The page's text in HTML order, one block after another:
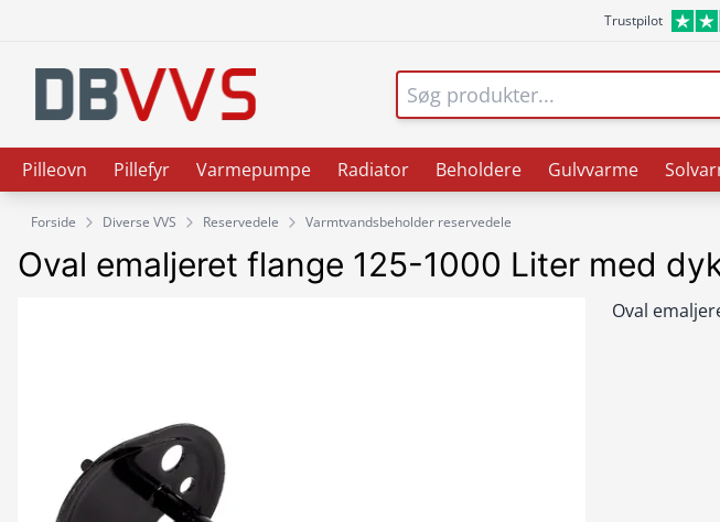
Trustpilot
Pilleovn Pillefyr Varmepumpe Radiator Beholdere Gulvvarme
Forside Diverse VVS Reservedele Varmtvandsbeholder reservedele
Oval emaljeret flange 125-1000 Liter med
Oval